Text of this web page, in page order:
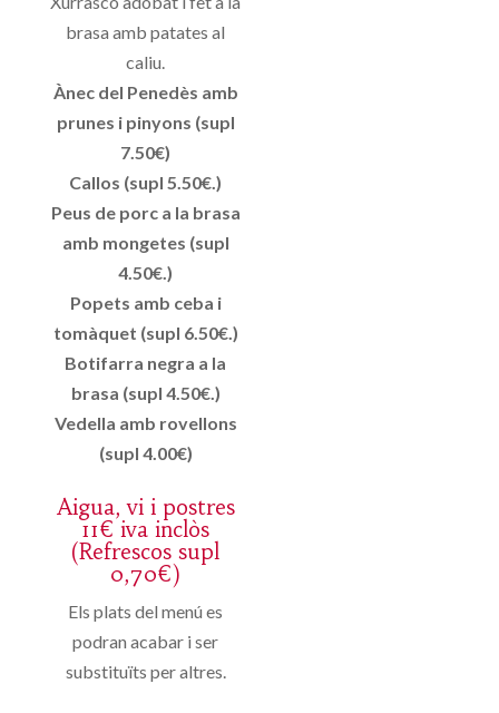
brasa amb patates al
caliu.
Ànec del Penedès amb
prunes i pinyons (supl
7.50€)
Callos (supl 5.50€.)
Peus de porc a la brasa
amb mongetes (supl
4.50€.)
Popets amb ceba i
tomàquet (supl 6.50€.)
Botifarra negra a la
brasa (supl 4.50€.)
Vedella amb rovellons
(supl 4.00€)
Aigua, vi i postres
11€ iva inclòs
(Refrescos supl
0,70€)
Els plats del menú es
podran acabar i ser
substituïts per altres.